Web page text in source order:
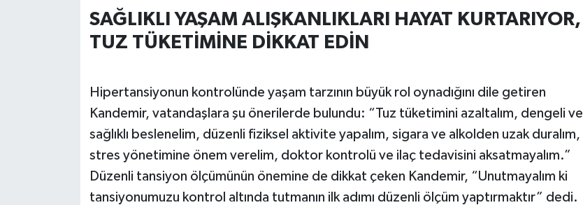
SAĞLIKLI YAŞAM ALIŞKANLIKLARI HAYAT KURTARIYOR,
TUZ TÜKETİMİNE DİKKAT EDİN
Hipertansiyonun kontrolünde yaşam tarzının büyük rol oynadığını dile getiren
Kandemir, vatandaşlara şu önerilerde bulundu: “Tuz tüketimini azaltalım, dengeli ve
sağlıklı beslenelim, düzenli fiziksel aktivite yapalım, sigara ve alkolden uzak duralım,
stres yönetimine önem verelim, doktor kontrolü ve ilaç tedavisini aksatmayalım.”
Düzenli tansiyon ölçümünün önemine de dikkat çeken Kandemir, “Unutmayalım ki
tansiyonumuzu kontrol altında tutmanın ilk adımı düzenli ölçüm yaptırmaktır” dedi.